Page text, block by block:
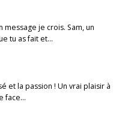
je crois. Sam, un
tu as fait et…
et la passion ! Un vrai plaisir à
face…